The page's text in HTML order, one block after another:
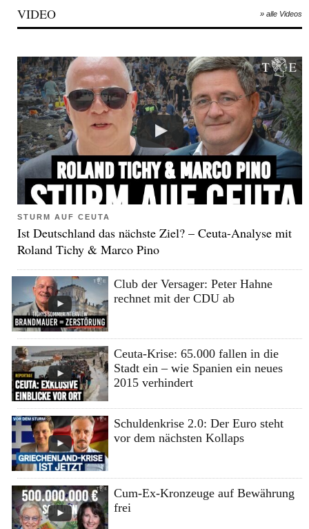
VIDEO » alle Videos
STURM AUF CEUTA
Ist Deutschland das nächste Ziel? – Ceuta-Analyse mit
Roland Tichy & Marco Pino
Club der Versager: Peter Hahne
rechnet mit der CDU ab
Ceuta-Krise: 65.000 fallen in die
Stadt ein – wie Spanien ein neues
2015 verhindert
Schuldenkrise 2.0: Der Euro steht
vor dem nächsten Kollaps
Cum-Ex-Kronzeuge auf Bewährung
frei